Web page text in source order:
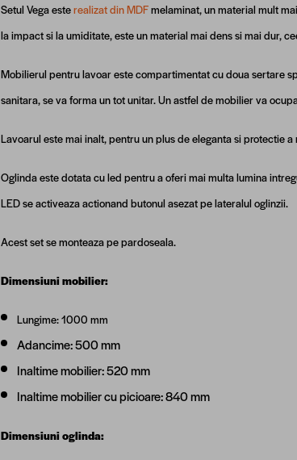
Setul Vega esterealizat din MDFmelaminat, un material mult
la impact si la umiditate, este un material mai dens si mai dur,
Mobilierul pentru lavoar este compartimentat cu doua sertare
sanitara, se va forma un tot unitar. Un astfel de mobilier va
Lavoarul este mai inalt, pentru un plus de eleganta si protectie
Oglinda este dotata cu led pentru a oferi mai multa lumina
LED se activeaza actionand butonul asezat pe lateralul oglinzii.
Acest set se monteaza pe pardoseala.
Dimensiuni mobilier:
Lungime: 1000 mm
Adancime: 500 mm
Inaltime mobilier: 520 mm
Inaltime mobilier cu picioare: 840 mm
Dimensiuni oglinda: